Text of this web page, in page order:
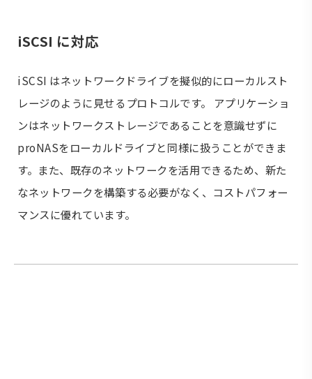
iSCSI に対応
iSCSI はネットワークドライブを擬似的にローカルスト
レージのように見せるプロトコルです。 アプリケーショ
ンはネットワークストレージであることを意識せずに
proNASをローカルドライブと同様に扱うことができま
す。また、既存のネットワークを活用できるため、新た
なネットワークを構築する必要がなく、コストパフォー
マンスに優れています。